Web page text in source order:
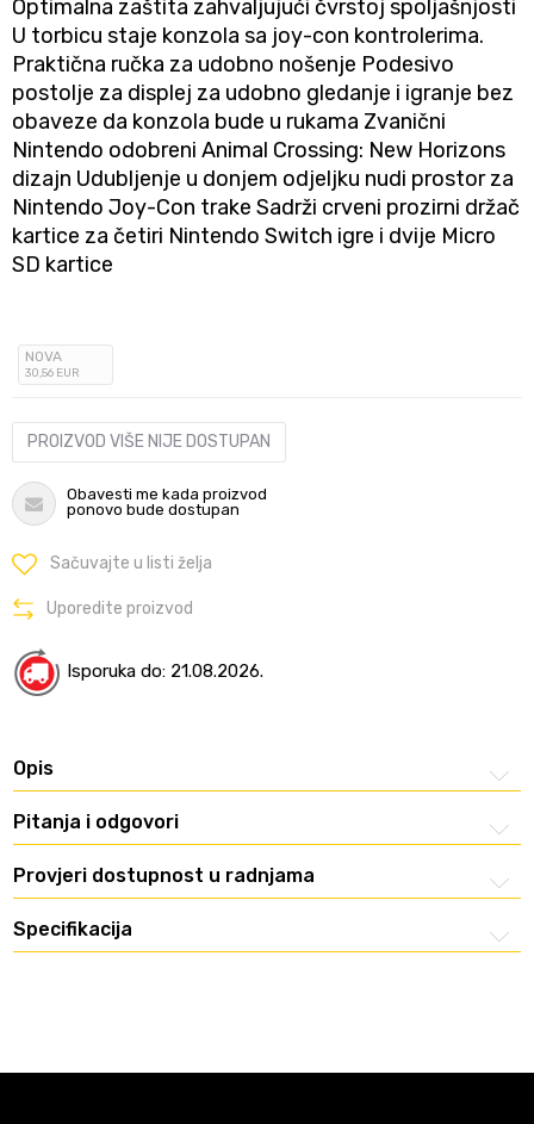
Optimalna zaštita zahvaljujući čvrstoj spoljašnjosti
U torbicu staje konzola sa joy-con kontrolerima.
Praktična ručka za udobno nošenje Podesivo
postolje za displej za udobno gledanje i igranje bez
obaveze da konzola bude u rukama Zvanični
Nintendo odobreni Animal Crossing: New Horizons
dizajn Udubljenje u donjem odjeljku nudi prostor za
Nintendo Joy-Con trake Sadrži crveni prozirni držač
kartice za četiri Nintendo Switch igre i dvije Micro
SD kartice
NOVA
30,56 EUR
PROIZVOD VIŠE NIJE DOSTUPAN
Obavesti me kada proizvod
ponovo bude dostupan
Sačuvajte u listi želja
Uporedite proizvod
Isporuka do: 21.08.2026.
Opis
Pitanja i odgovori
Provjeri dostupnost u radnjama
Specifikacija